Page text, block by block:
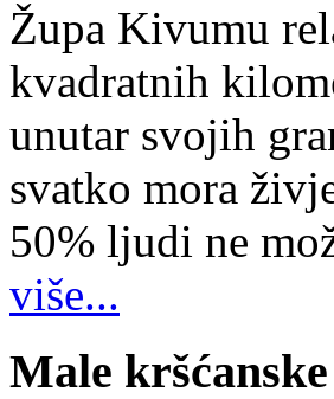
Župa Kivumu
kvadratnih
unutar svojih
svatko mora
50% ljudi ne
više...
Male